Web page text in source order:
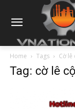
Home Tags Cờ lê
Tag: cờ lê